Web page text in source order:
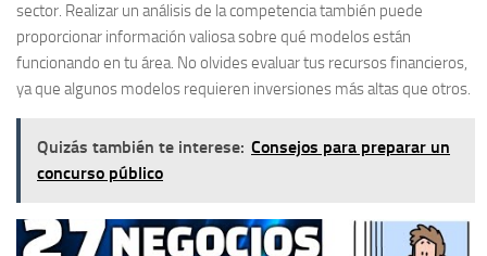
sector. Realizar un análisis de la competencia también puede
proporcionar información valiosa sobre qué modelos están
funcionando en tu área. No olvides evaluar tus recursos financieros,
ya que algunos modelos requieren inversiones más altas que otros.
Quizás también te interese: Consejos para preparar un
concurso público